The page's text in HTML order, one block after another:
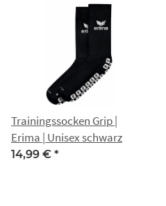
Trainingssocken Grip |
Erima | Unisex schwarz
14,99 € *